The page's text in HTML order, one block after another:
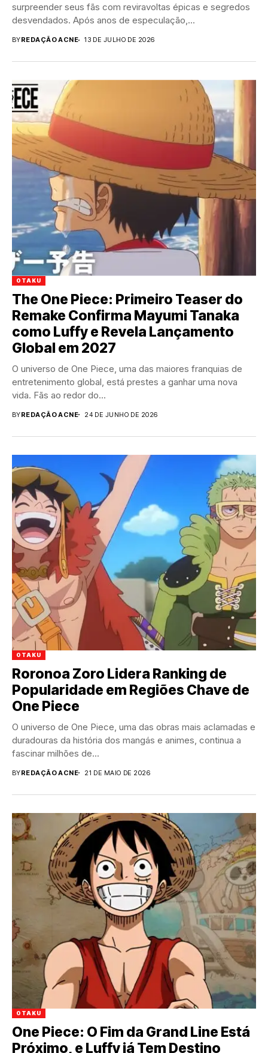
surpreender seus fãs com reviravoltas épicas e segredos
desvendados. Após anos de especulação,...
BYREDAÇÃO ACNE 13 DE JULHO DE 2026
OTAKU
The One Piece: Primeiro Teaser do
Remake Confirma Mayumi Tanaka
como Luffy e Revela Lançamento
Global em 2027
O universo de One Piece, uma das maiores franquias de
entretenimento global, está prestes a ganhar uma nova
vida. Fãs ao redor do...
BYREDAÇÃO ACNE 24 DE JUNHO DE 2026
OTAKU
Roronoa Zoro Lidera Ranking de
Popularidade em Regiões Chave de
One Piece
O universo de One Piece, uma das obras mais aclamadas e
duradouras da história dos mangás e animes, continua a
fascinar milhões de...
BYREDAÇÃO ACNE 21 DE MAIO DE 2026
OTAKU
One Piece: O Fim da Grand Line Está
Próximo, e Luffy já Tem Destino